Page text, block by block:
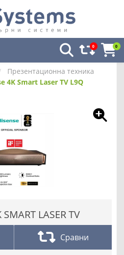
0 0
Презентационна техника
4K Smart Laser TV L9Q
SMART LASER TV
Сравни